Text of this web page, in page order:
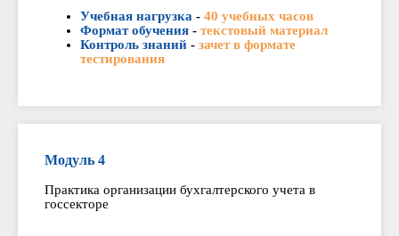
Учебная нагрузка - 40 учебных часов
Формат обучения - текстовый материал
Контроль знаний - зачет в формате
тестирования
Модуль 4
Практика организации бухгалтерского учета в
госсекторе